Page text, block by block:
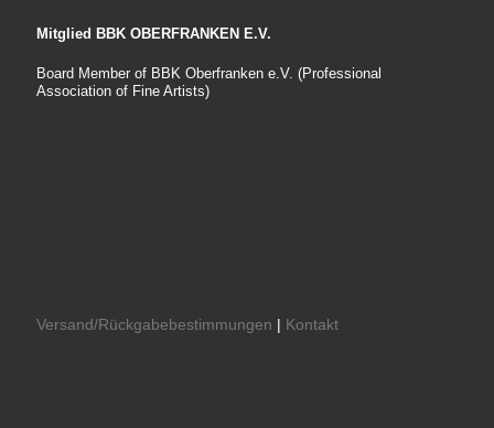
Mitglied BBK OBERFRANKEN E.V.
Board Member of BBK Oberfranken e.V. (Professional
Association of Fine Artists)
Versand/Rückgabebestimmungen | Kontakt